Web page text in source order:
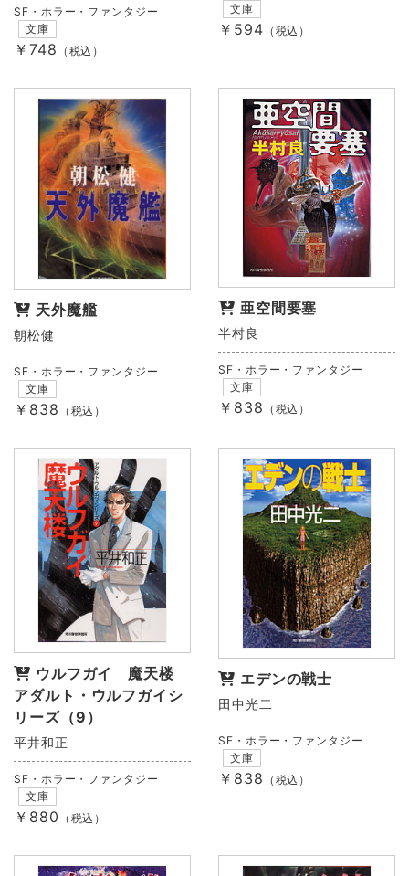
SF・ホラー・ファンタジー
文庫
￥748 （税込）
文庫
￥594 （税込）
天外魔艦
朝松健
SF・ホラー・ファンタジー
文庫
￥838 （税込）
亜空間要塞
半村良
SF・ホラー・ファンタジー
文庫
￥838 （税込）
ウルフガイ 魔天楼
アダルト・ウルフガイシ
リーズ（9）
平井和正
SF・ホラー・ファンタジー
文庫
￥880 （税込）
エデンの戦士
田中光二
SF・ホラー・ファンタジー
文庫
￥838 （税込）